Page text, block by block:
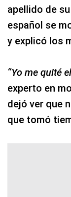
apellido de
español se
y explicó los
“Yo me quité
experto en
dejó ver que
que tomó